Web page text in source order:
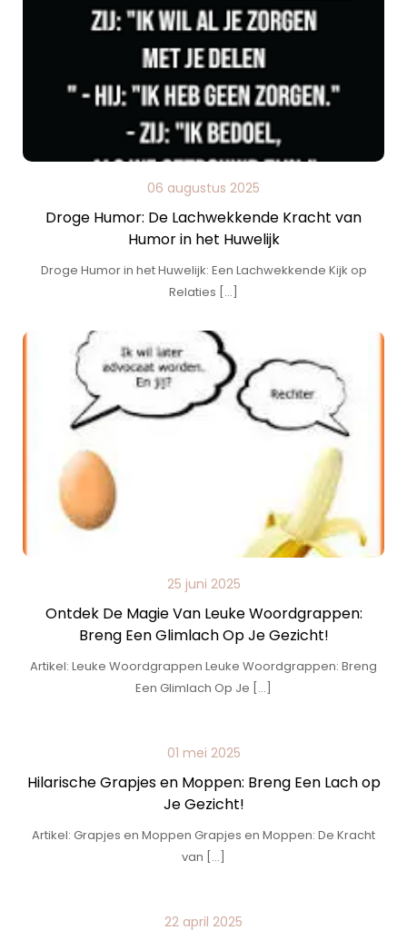
06 augustus 2025
Droge Humor: De Lachwekkende Kracht van
Humor in het Huwelijk
Droge Humor in het Huwelijk: Een Lachwekkende Kijk op
Relaties […]
25 juni 2025
Ontdek De Magie Van Leuke Woordgrappen:
Breng Een Glimlach Op Je Gezicht!
Artikel: Leuke Woordgrappen Leuke Woordgrappen: Breng
Een Glimlach Op Je […]
01 mei 2025
Hilarische Grapjes en Moppen: Breng Een Lach op
Je Gezicht!
Artikel: Grapjes en Moppen Grapjes en Moppen: De Kracht
van […]
22 april 2025